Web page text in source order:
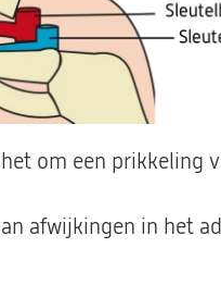
om een prikkeling
afwijkingen in het